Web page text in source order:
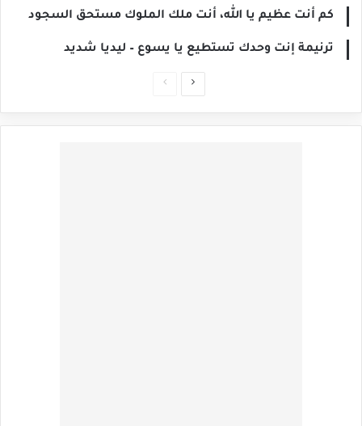
كم أنت عظيم يا الله، أنت ملك الملوك مستحق السجود
ترنيمة إنت وحدك تستطيع يا يسوع – ليديا شديد
الصفحةالصفحة